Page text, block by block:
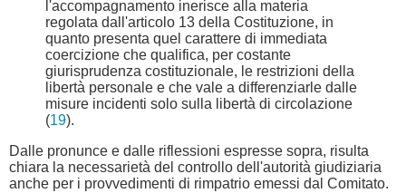
l'accompagnamento inerisce alla materia
regolata dall'articolo 13 della Costituzione, in
quanto presenta quel carattere di immediata
coercizione che qualifica, per costante
giurisprudenza costituzionale, le restrizioni della
libertà personale e che vale a differenziarle dalle
misure incidenti solo sulla libertà di circolazione
(19).
Dalle pronunce e dalle riflessioni espresse sopra, risulta
chiara la necessarietà del controllo dell'autorità giudiziaria
anche per i provvedimenti di rimpatrio emessi dal Comitato.